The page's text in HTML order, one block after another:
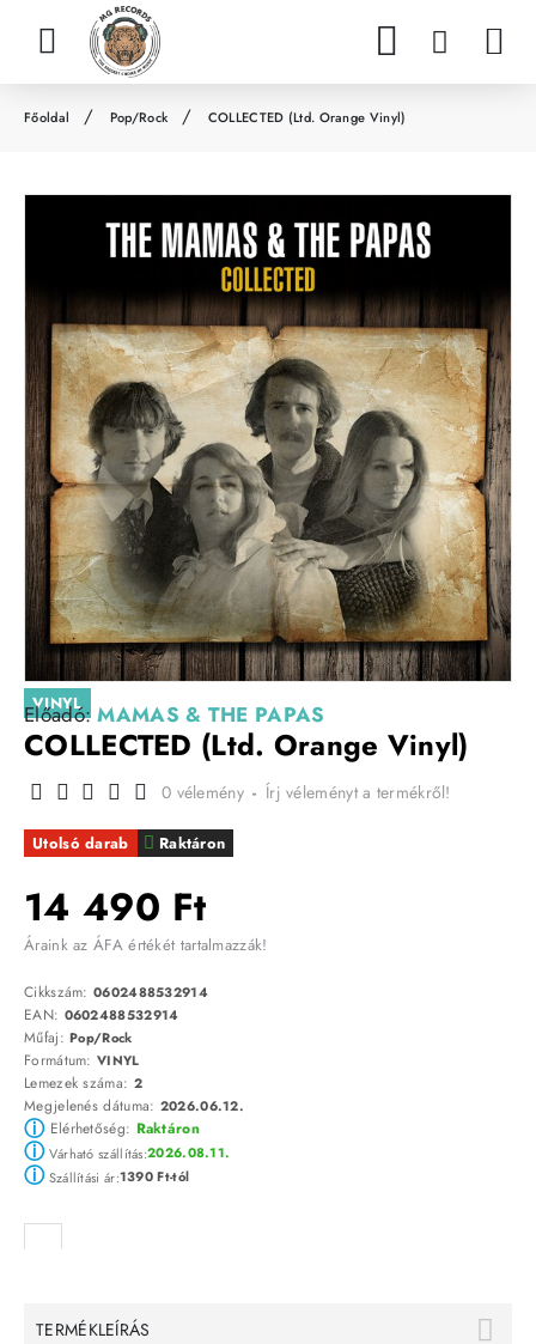
Pop/Rock COLLECTED (Ltd. Orange Vinyl)
VINYL
Előadó:MAMAS & THE PAPAS
COLLECTED (Ltd. Orange Vinyl)
Raktáron
Utolsó darab
0 vélemény - Írj véleményt a termékről!
14 490 Ft
Áraink az ÁFA értékét tartalmazzák!
Cikkszám: 0602488532914
EAN: 0602488532914
Műfaj:Pop/Rock
Formátum: VINYL
Lemezek száma: 2
Megjelenés dátuma: 2026.06.12.
ⓘElérhetőség: Raktáron
ⓘVárható szállítás:2026.08.11.
ⓘSzállítási ár:1390 Ft-tól
TERMÉKLEÍRÁS